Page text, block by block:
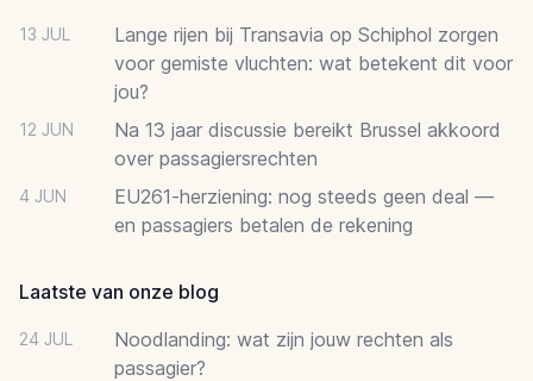
13 JUL
Lange rijen bij Transavia op Schiphol zorgen
voor gemiste vluchten: wat betekent dit voor
jou?
12 JUN
Na 13 jaar discussie bereikt Brussel akkoord
over passagiersrechten
4 JUN
EU261-herziening: nog steeds geen deal —
en passagiers betalen de rekening
Laatste van onze blog
24 JUL
Noodlanding: wat zijn jouw rechten als
passagier?